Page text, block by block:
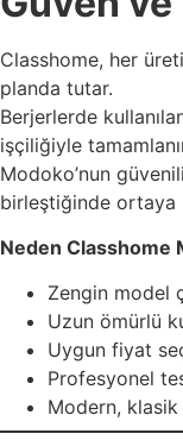
Classhome, her
planda tutar.
Berjerlerde
işçiliğiyle
Modoko’nun
birleştiğinde ortaya
Neden Classhome
Zengin model
Uzun ömürlü
Uygun fiyat
Profesyonel
Modern,